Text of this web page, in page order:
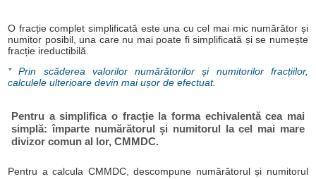
O fracție complet simplificată este una cu cel mai mic numărător și
numitor posibil, una care nu mai poate fi simplificată și se numește
fracție ireductibilă.
* Prin scăderea valorilor numărătorilor și numitorilor fracțiilor,
calculele ulterioare devin mai ușor de efectuat.
Pentru a simplifica o fracție la forma echivalentă cea mai
simplă: împarte numărătorul și numitorul la cel mai mare
divizor comun al lor, CMMDC.
Pentru a calcula CMMDC, descompune numărătorul și numitorul